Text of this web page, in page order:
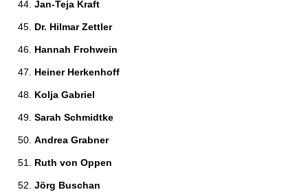
Jan-Teja Kraft
Dr. Hilmar Zettler
Hannah Frohwein
Heiner Herkenhoff
Kolja Gabriel
Sarah Schmidtke
Andrea Grabner
Ruth von Oppen
Jörg Buschan